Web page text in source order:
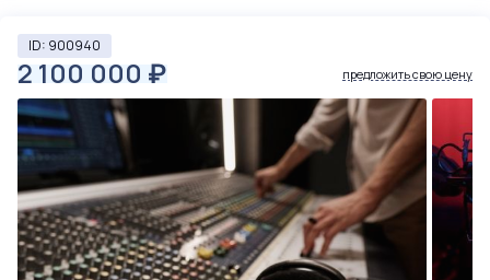
ID: 900940
2 100 000 ₽ предложить свою цену